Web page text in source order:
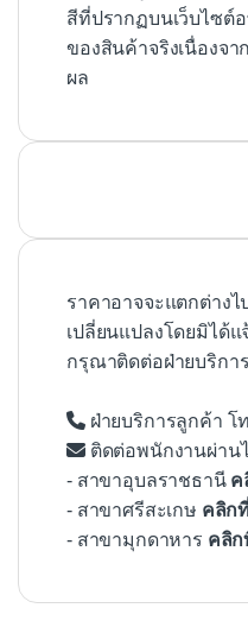
สีที่ปรากฏบนเว็บไซต์
ของสินค้าจริงเนื่องจ
ผล
ราคาอาจจะแตกต่าง
เปลี่ยนแปลงโดยมิได้
กรุณาติดต่อฝ่ายบริกา
ฝ่ายบริการลูกค้า โ
ติดต่อพนักงานผ่าน
- สาขาอุบลราชธานี ค
- สาขาศรีสะเกษ คลิก
- สาขามุกดาหาร คลิ